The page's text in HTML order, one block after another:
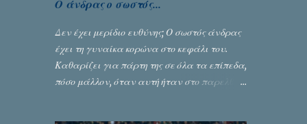
Ο άνδρας ο σωστός...
Δεν έχει μερίδιο ευθύνης; Ο σωστός άνδρας
έχει τη γυναίκα κορώνα στο κεφάλι του.
Καθαρίζει για πάρτη της σε όλα τα επίπεδα,
πόσο μάλλον, όταν αυτή ήταν στο παρελθόν